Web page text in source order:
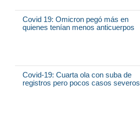
Covid 19: Omicron pegó más en
quienes tenían menos anticuerpos
Covid-19: Cuarta ola con suba de
registros pero pocos casos severos